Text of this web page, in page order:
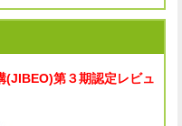
(JIBEO)第３期認定レビュ